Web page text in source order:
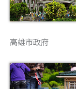
高雄市政府